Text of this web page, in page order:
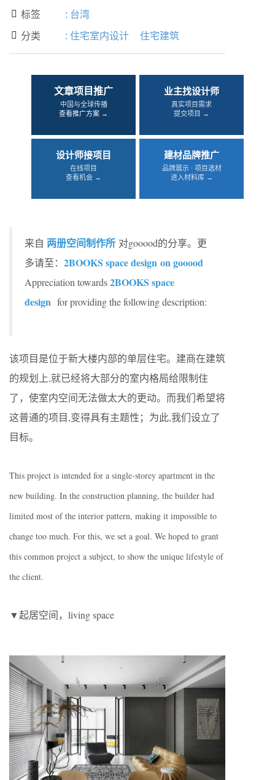
 标签 : 台湾
 分类 : 住宅室内设计 住宅建筑
文章项目推广
中国与全球传播
查看推广方案 →
业主找设计师
真实项目需求
提交项目 →
设计师接项目
在线项目
查看机会 →
建材品牌推广
品牌展示 · 项目选材
进入材料库 →
来自 两册空间制作所 对gooood的分享。更
多请至： 2BOOKS space design on gooood
Appreciation towards2BOOKS space
design for providing the following description:
该项目是位于新大楼内部的单层住宅。建商在建筑
的规划上,就已经将大部分的室内格局给限制住
了，使室内空间无法做太大的更动。而我们希望将
这普通的项目,变得具有主题性；为此,我们设立了
目标。
This project is intended for a single-storey apartment in the
new building. In the construction planning, the builder had
limited most of the interior pattern, making it impossible to
change too much. For this, we set a goal. We hoped to grant
this common project a subject, to show the unique lifestyle of
the client.
▼起居空间，living space